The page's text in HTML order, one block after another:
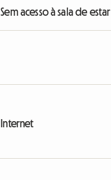
Sem acesso à sala de estar
Internet